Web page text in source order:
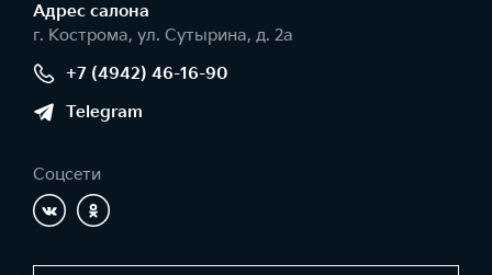
Адрес салонa
г. Кострома, ул. Сутырина, д. 2а
+7 (4942) 46-16-90
Telegram
Соцсети